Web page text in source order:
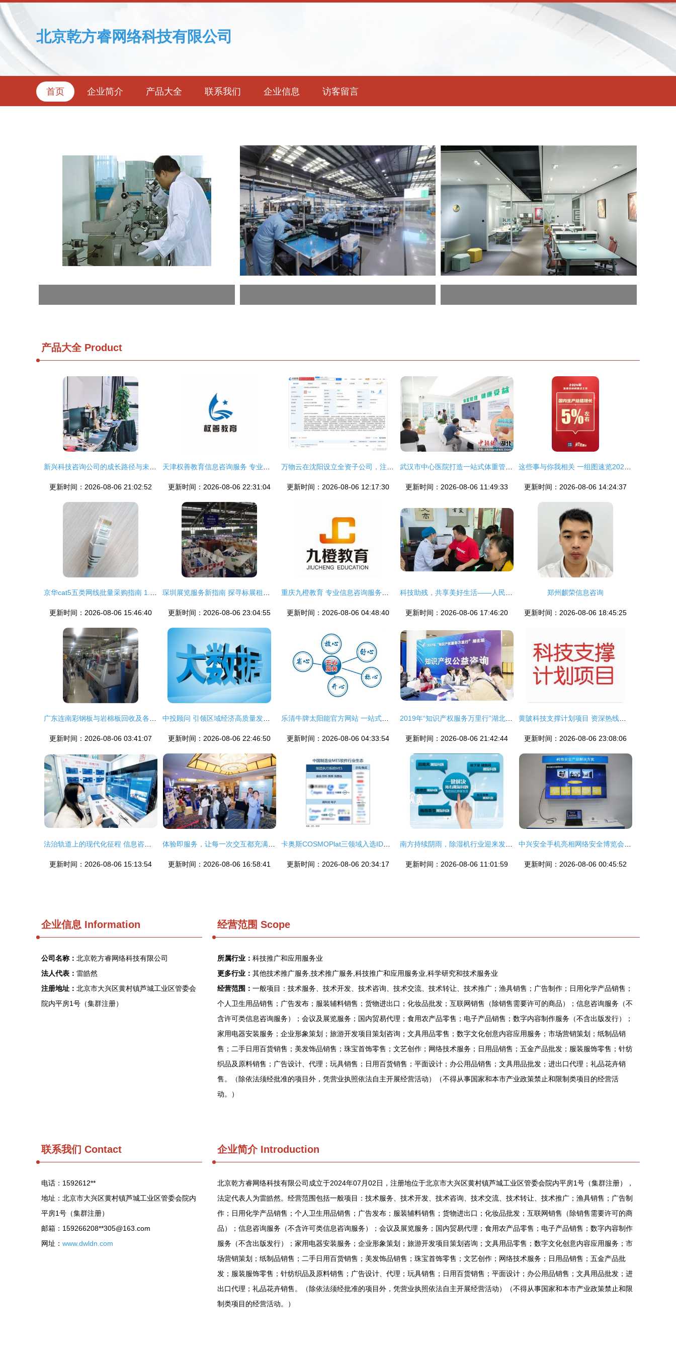
北京乾方睿网络科技有限公司
首页 企业简介 产品大全 联系我们 企业信息 访客留言
产品大全Product
更新时间：2026-08-06 21:02:52 更新时间：2026-08-06 22:31:04 更新时间：2026-08-06 12:17:30 更新时间：2026-08-06 11:49:33 更新时间：2026-08-06 14:24:37
更新时间：2026-08-06 15:46:40 更新时间：2026-08-06 23:04:55 更新时间：2026-08-06 04:48:40 更新时间：2026-08-06 17:46:20
郑州麒荣信息咨询
更新时间：2026-08-06 18:45:25
更新时间：2026-08-06 03:41:07 更新时间：2026-08-06 22:46:50 更新时间：2026-08-06 04:33:54 更新时间：2026-08-06 21:42:44 更新时间：2026-08-06 23:08:06
更新时间：2026-08-06 15:13:54 更新时间：2026-08-06 16:58:41 更新时间：2026-08-06 20:34:17 更新时间：2026-08-06 11:01:59 更新时间：2026-08-06 00:45:52
企业信息 Information
公司名称： 北京乾方睿网络科技有限公司
法人代表： 雷皓然
注册地址： 北京市大兴区黄村镇芦城工业区管委会
院内平房1号（集群注册）
经营范围 Scope
所属行业： 科技推广和应用服务业
更多行业： 其他技术推广服务,技术推广服务,科技推广和应用服务业,科学研究和技术服务业
经营范围： 一般项目：技术服务、技术开发、技术咨询、技术交流、技术转让、技术推广；渔具销售；广告制作；日用化学产品销售；
个人卫生用品销售；广告发布；服装辅料销售；货物进出口；化妆品批发；互联网销售（除销售需要许可的商品）；信息咨询服务（不
含许可类信息咨询服务）；会议及展览服务；国内贸易代理；食用农产品零售；电子产品销售；数字内容制作服务（不含出版发行）；
家用电器安装服务；企业形象策划；旅游开发项目策划咨询；文具用品零售；数字文化创意内容应用服务；市场营销策划；纸制品销
售；二手日用百货销售；美发饰品销售；珠宝首饰零售；文艺创作；网络技术服务；日用品销售；五金产品批发；服装服饰零售；针纺
织品及原料销售；广告设计、代理；玩具销售；日用百货销售；平面设计；办公用品销售；文具用品批发；进出口代理；礼品花卉销
售。（除依法须经批准的项目外，凭营业执照依法自主开展经营活动）（不得从事国家和本市产业政策禁止和限制类项目的经营活
动。）
联系我们 Contact
电话：1592612**
地址：北京市大兴区黄村镇芦城工业区管委会院内
平房1号（集群注册）
邮箱：159266208**305@163.com
网址： www.dwldn.com
企业简介Introduction
北京乾方睿网络科技有限公司成立于2024年07月02日，注册地位于北京市大兴区黄村镇芦城工业区管委会院内平房1号（集群注册），
法定代表人为雷皓然。经营范围包括一般项目：技术服务、技术开发、技术咨询、技术交流、技术转让、技术推广；渔具销售；广告制
作；日用化学产品销售；个人卫生用品销售；广告发布；服装辅料销售；货物进出口；化妆品批发；互联网销售（除销售需要许可的商
品）；信息咨询服务（不含许可类信息咨询服务）；会议及展览服务；国内贸易代理；食用农产品零售；电子产品销售；数字内容制作
服务（不含出版发行）；家用电器安装服务；企业形象策划；旅游开发项目策划咨询；文具用品零售；数字文化创意内容应用服务；市
场营销策划；纸制品销售；二手日用百货销售；美发饰品销售；珠宝首饰零售；文艺创作；网络技术服务；日用品销售；五金产品批
发；服装服饰零售；针纺织品及原料销售；广告设计、代理；玩具销售；日用百货销售；平面设计；办公用品销售；文具用品批发；进
出口代理；礼品花卉销售。（除依法须经批准的项目外，凭营业执照依法自主开展经营活动）（不得从事国家和本市产业政策禁止和限
制类项目的经营活动。）